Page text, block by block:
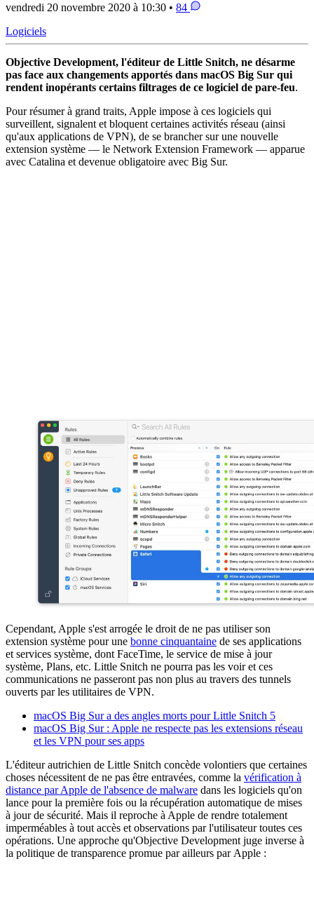
vendredi 20 novembre 2020 à 10:30 • 84
Logiciels
Objective Development, l'éditeur de Little Snitch, ne désarme
pas face aux changements apportés dans macOS Big Sur qui
rendent inopérants certains filtrages de ce logiciel de pare-feu.
Pour résumer à grand traits, Apple impose à ces logiciels qui
surveillent, signalent et bloquent certaines activités réseau (ainsi
qu'aux applications de VPN), de se brancher sur une nouvelle
extension système — le Network Extension Framework — apparue
avec Catalina et devenue obligatoire avec Big Sur.
Cependant, Apple s'est arrogée le droit de ne pas utiliser son
extension système pour une bonne cinquantaine de ses applications
et services système, dont FaceTime, le service de mise à jour
système, Plans, etc. Little Snitch ne pourra pas les voir et ces
communications ne passeront pas non plus au travers des tunnels
ouverts par les utilitaires de VPN.
macOS Big Sur a des angles morts pour Little Snitch 5
macOS Big Sur : Apple ne respecte pas les extensions réseau
et les VPN pour ses apps
L'éditeur autrichien de Little Snitch concède volontiers que certaines
choses nécessitent de ne pas être entravées, comme la vérification à
distance par Apple de l'absence de malware dans les logiciels qu'on
lance pour la première fois ou la récupération automatique de mises
à jour de sécurité. Mais il reproche à Apple de rendre totalement
imperméables à tout accès et observations par l'utilisateur toutes ces
opérations. Une approche qu'Objective Development juge inverse à
la politique de transparence promue par ailleurs par Apple :